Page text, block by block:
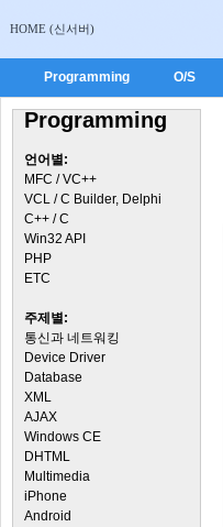
HOME (신서버)
Programming O/S
Programming
언어별:
MFC / VC++
VCL / C Builder, Delphi
C++ / C
Win32 API
PHP
ETC
주제별:
통신과 네트워킹
Device Driver
Database
XML
AJAX
Windows CE
DHTML
Multimedia
iPhone
Android